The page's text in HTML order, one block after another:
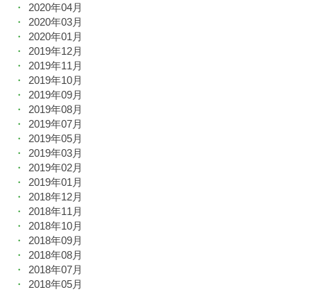
2020年04月
2020年03月
2020年01月
2019年12月
2019年11月
2019年10月
2019年09月
2019年08月
2019年07月
2019年05月
2019年03月
2019年02月
2019年01月
2018年12月
2018年11月
2018年10月
2018年09月
2018年08月
2018年07月
2018年05月